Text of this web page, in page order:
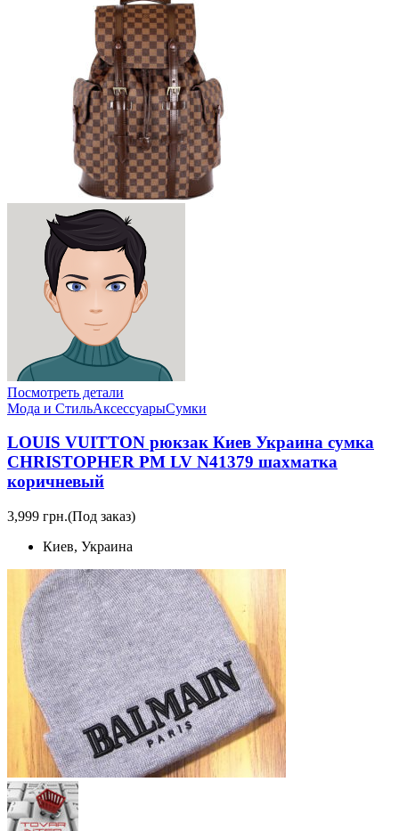
Посмотреть детали
Мода и СтильАксессуарыСумки
LOUIS VUITTON рюкзак Киев Украина сумка
CHRISTOPHER PM LV N41379 шахматка
коричневый
3,999 грн.(Под заказ)
Киев, Украина